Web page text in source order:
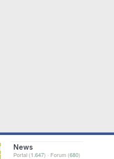
News
Portal (1.647) · Forum (680)